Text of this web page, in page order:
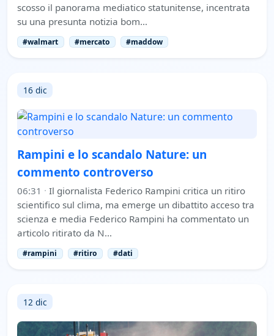
scosso il panorama mediatico statunitense, incentrata
su una presunta notizia bom…
#walmart #mercato #maddow
16 dic
Rampini e lo scandalo Nature: un
commento controverso
06:31 · Il giornalista Federico Rampini critica un ritiro
scientifico sul clima, ma emerge un dibattito acceso tra
scienza e media Federico Rampini ha commentato un
articolo ritirato da N…
#rampini #ritiro #dati
12 dic